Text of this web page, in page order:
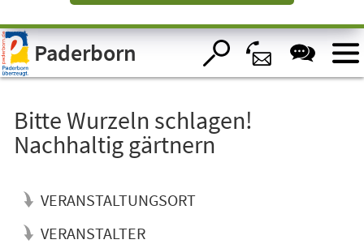
Visuelle
Assistenzsoftware
öffnen.Paderborn
Bitte Wurzeln schlagen!
Nachhaltig gärtnern
VERANSTALTUNGSORT
VERANSTALTER